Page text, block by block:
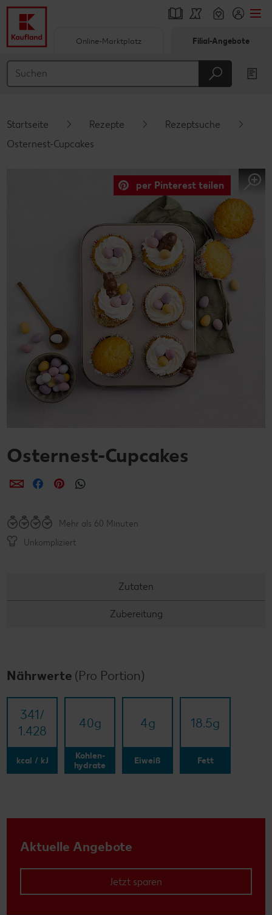
Hauptinhalt
Schwebender Seitenbereich
Online-Marktplatz Filial-Angebote
Startseite Rezepte
Rezeptsuche
Osternest-Cupcakes
per Pinterest teilen
Osternest-Cupcakes
per E-Mail teilen
per Facebook teilen
per Pinterest teilen
Mehr als 60 Minuten
Unkompliziert
Zutaten
Zubereitung
Nährwerte (Pro Portion)
341/​
1.428
kcal / kJ
40g
Kohlen-
hydrate
4g
Eiweiß
18.5g
Fett
Aktuelle Angebote
Jetzt sparen